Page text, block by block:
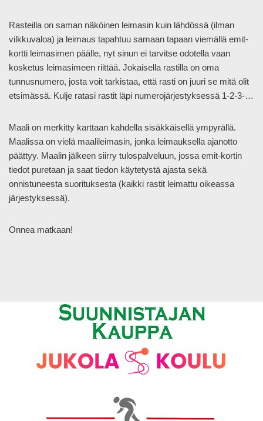
Rasteilla on saman näköinen leimasin kuin lähdössä (ilman
vilkkuvaloa) ja leimaus tapahtuu samaan tapaan viemällä emit-
kortti leimasimen päälle, nyt sinun ei tarvitse odotella vaan
kosketus leimasimeen riittää. Jokaisella rastilla on oma
tunnusnumero, josta voit tarkistaa, että rasti on juuri se mitä olit
etsimässä. Kulje ratasi rastit läpi numerojärjestyksessä 1-2-3-…
Maali on merkitty karttaan kahdella sisäkkäisellä ympyrällä.
Maalissa on vielä maalileimasin, jonka leimauksella ajanotto
päättyy. Maalin jälkeen siirry tulospalveluun, jossa emit-kortin
tiedot puretaan ja saat tiedon käytetystä ajasta sekä
onnistuneesta suorituksesta (kaikki rastit leimattu oikeassa
järjestyksessä).
Onnea matkaan!